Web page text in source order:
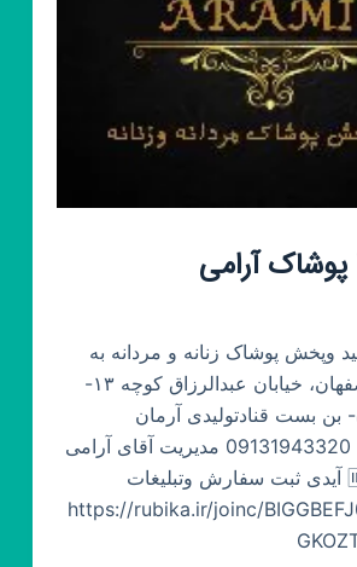
پوشاک آرامی
وپخش پوشاک زنانه و مردانه به
صورت عمده اصفهان، خیابان عبدالرزاق کوچه ۱۳-
بن بست قنادتولیدی آرمان
03132245779 09131943320 مدیریت آقای آرامی
🆔️ @soltani431 آیدی ثبت سفارش وتبلیغات
https://rubika.ir/joinc/